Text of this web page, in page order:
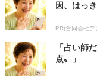
因、はっ
PR(合同会社
「占い師
点〟」